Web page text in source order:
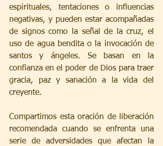
espirituales, tentaciones o influencias
negativas, y pueden estar acompañadas
de signos como la señal de la cruz, el
uso de agua bendita o la invocación de
santos y ángeles. Se basan en la
confianza en el poder de Dios para traer
gracia, paz y sanación a la vida del
creyente.
Compartimos esta oración de liberación
recomendada cuando se enfrenta una
serie de adversidades que afectan la